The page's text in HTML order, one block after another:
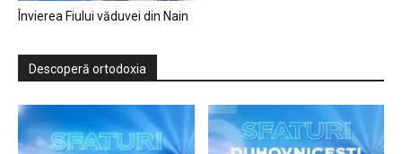
Învierea Fiului văduvei din Nain
Descoperă ortodoxia